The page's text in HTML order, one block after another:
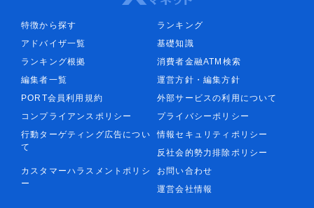
特徴から探す
ランキング
アドバイザ一覧
基礎知識
ランキング根拠
消費者金融ATM検索
編集者一覧
運営方針・編集方針
PORT会員利用規約
外部サービスの利用について
コンプライアンスポリシー
プライバシーポリシー
行動ターゲティング広告につい
て
情報セキュリティポリシー
反社会的勢力排除ポリシー
カスタマーハラスメントポリシ
ー
お問い合わせ
運営会社情報